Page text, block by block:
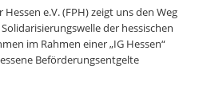
e.V. (FPH) zeigt uns den Weg
der hessischen
im Rahmen einer „IG Hessen“
Beförderungsentgelte